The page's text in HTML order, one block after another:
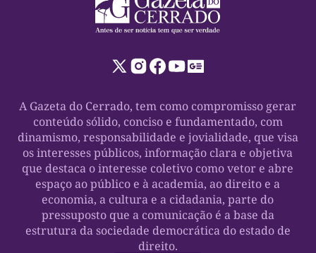
A Gazeta do Cerrado, tem como compromisso gerar
conteúdo sólido, conciso e fundamentado, com
dinamismo, responsabilidade e jovialidade, que visa
os interesses públicos, informação clara e objetiva
que destaca o interesse coletivo como vetor e abre
espaço ao público e à academia, ao direito e a
economia, a cultura e a cidadania, parte do
pressuposto que a comunicação é a base da
estrutura da sociedade democrática do estado de
direito.